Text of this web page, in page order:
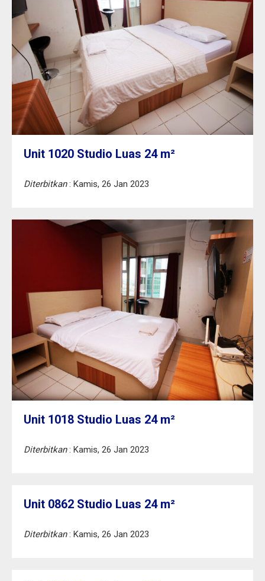
Unit 1020 Studio Luas 24 m²
Diterbitkan: Kamis, 26 Jan 2023
Unit 1018 Studio Luas 24 m²
Diterbitkan: Kamis, 26 Jan 2023
Unit 0862 Studio Luas 24 m²
Diterbitkan: Kamis, 26 Jan 2023